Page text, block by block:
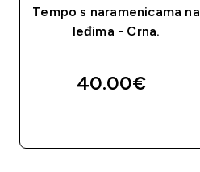
Tempo s naramenicama na
leđima - Crna.
40.00€‎